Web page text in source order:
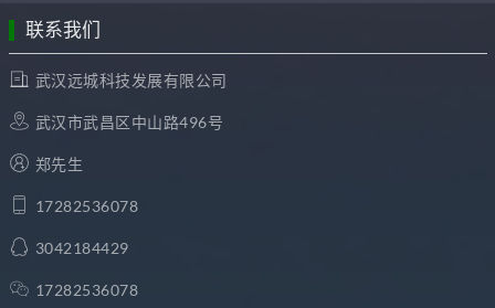
联系我们
武汉远城科技发展有限公司
武汉市武昌区中山路496号
郑先生
17282536078
3042184429
17282536078